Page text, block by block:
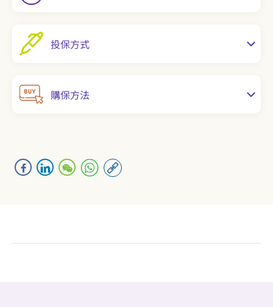
投保方式
購保方法